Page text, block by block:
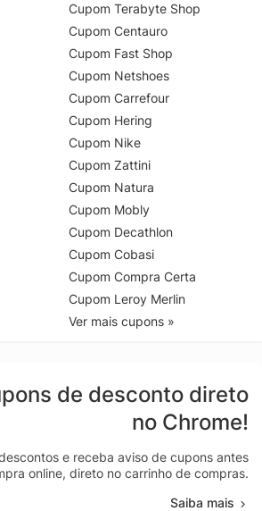
Cupom Terabyte Shop
Cupom Centauro
Cupom Fast Shop
Cupom Netshoes
Cupom Carrefour
Cupom Hering
Cupom Nike
Cupom Zattini
Cupom Natura
Cupom Mobly
Cupom Decathlon
Cupom Cobasi
Cupom Compra Certa
Cupom Leroy Merlin
Ver mais cupons »
de desconto direto
no Chrome!
e receba aviso de cupons antes
online, direto no carrinho de compras.
Saiba mais